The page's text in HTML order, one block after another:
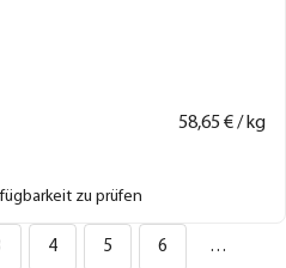
58,65€ / kg
zu prüfen
4 5 6 …